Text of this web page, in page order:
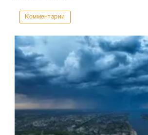
Комментарии